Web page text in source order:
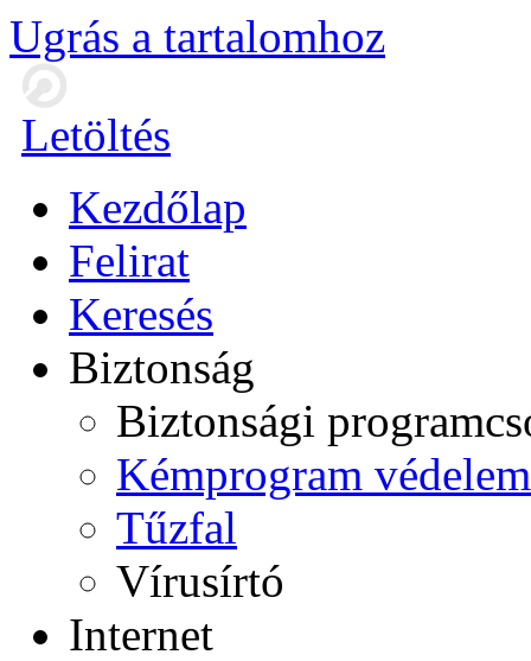
Ugrás a tartalomhoz
Letöltés
Kezdőlap
Felirat
Keresés
Biztonság
Biztonsági
Kémprogram védelem
Tűzfal
Vírusírtó
Internet